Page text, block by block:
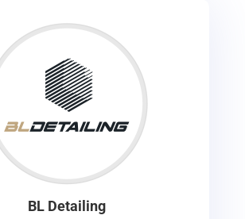
BL Detailing